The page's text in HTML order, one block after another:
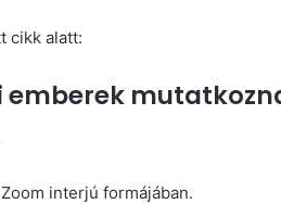
cikk alatt:
emberek
interjú formájában.